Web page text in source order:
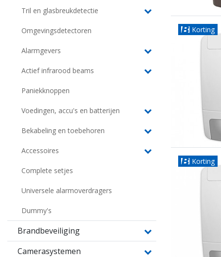
Tril en glasbreukdetectie
Omgevingsdetectoren
Alarmgevers
Actief infrarood beams
Paniekknoppen
Voedingen, accu's en batterijen
Bekabeling en toebehoren
Accessoires
Complete setjes
Universele alarmoverdragers
Dummy's
Brandbeveiliging
Camerasystemen
Korting
Korting